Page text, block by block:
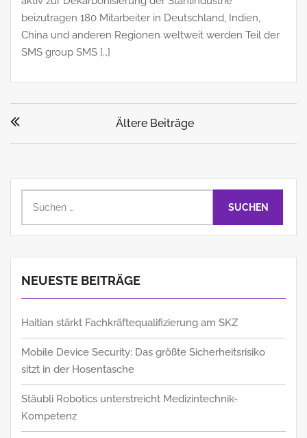
beizutragen 180 Mitarbeiter in Deutschland, Indien,
China und anderen Regionen weltweit werden Teil der
SMS group SMS […]
Beitragsnavigation
Ältere Beiträge
nach:
NEUESTE BEITRÄGE
Haitian stärkt Fachkräftequalifizierung am SKZ
Mobile Device Security: Das größte Sicherheitsrisiko
sitzt in der Hosentasche
Stäubli Robotics unterstreicht Medizintechnik-
Kompetenz